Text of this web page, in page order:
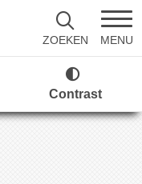
ZOEKEN MENU
Contrast